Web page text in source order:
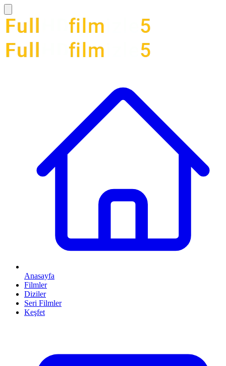
Anasayfa
Filmler
Diziler
Seri Filmler
Keşfet